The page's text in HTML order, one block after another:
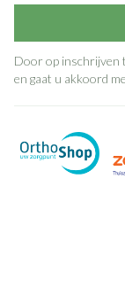
Door op inschrijven
en gaat u akkoord